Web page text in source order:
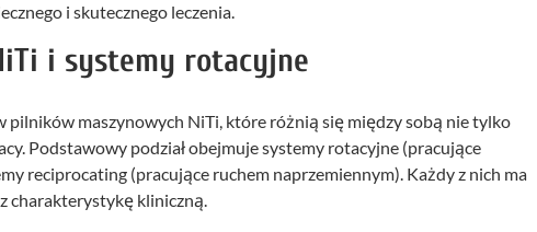
i skutecznego leczenia.
i systemy rotacyjne
pilników maszynowych NiTi, które różnią się między sobą nie tylko
Podstawowy podział obejmuje systemy rotacyjne (pracujące
reciprocating (pracujące ruchem naprzemiennym). Każdy z nich ma
charakterystykę kliniczną.